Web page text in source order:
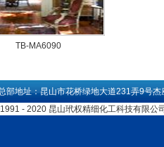
TB-MA6090
部地址：昆山市花桥绿地大道231弄9号杰
- 2020 昆山玳权精细化工科技有限公